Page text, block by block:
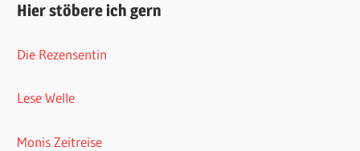
Hier stöbere ich gern
Die Rezensentin
Lese Welle
Monis Zeitreise